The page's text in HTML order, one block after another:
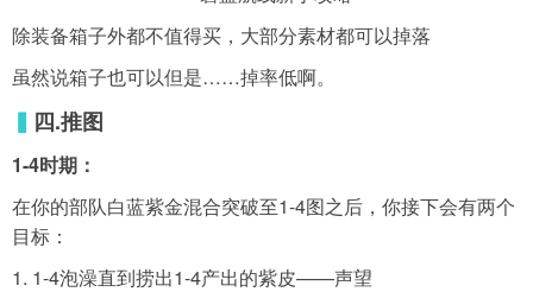
除装备箱子外都不值得买，大部分素材都可以掉落
虽然说箱子也可以但是……掉率低啊。
▍ 四.推图
1-4时期：
在你的部队白蓝紫金混合突破至1-4图之后，你接下会有两个
目标：
1. 1-4泡澡直到捞出1-4产出的紫皮——声望